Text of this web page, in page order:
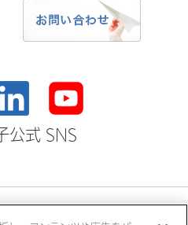
公式 SNS
ルディングス